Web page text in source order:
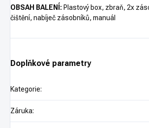
OBSAH BALENÍ: Plastový box, zbraň, 2x
čištění, nabíječ zásobníků, manuál
Doplňkové parametry
Kategorie:
Záruka: